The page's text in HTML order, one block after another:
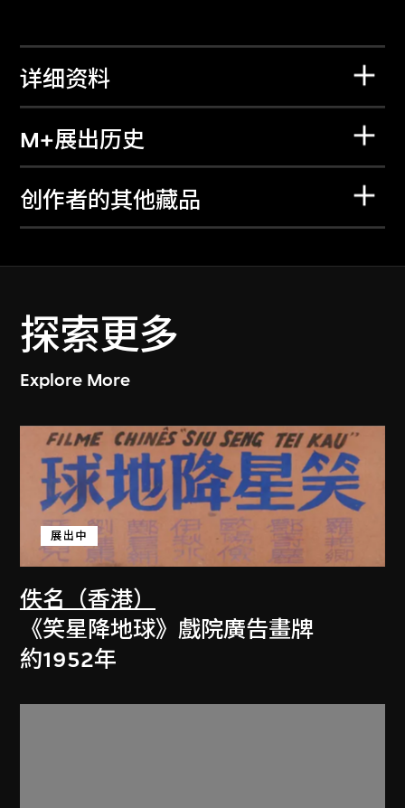
详细资料
M+展出历史
创作者的其他藏品
探索更多
Explore More
佚名（香港）
展出中
《笑星降地球》戲院廣告畫牌
約1952年